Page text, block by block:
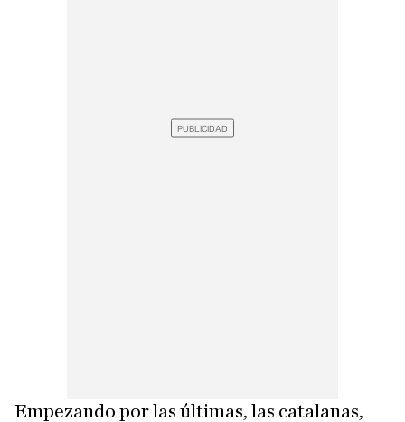
Empezando por las últimas, las catalanas,